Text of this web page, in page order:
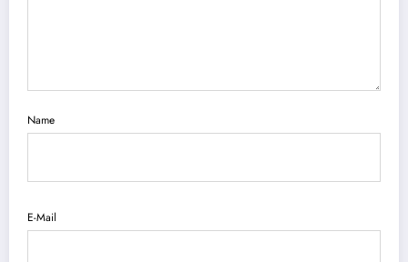
Name
E-Mail